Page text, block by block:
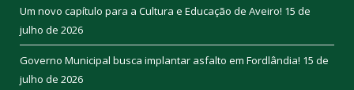
Um novo capítulo para a Cultura e Educação de Aveiro! 15 de
julho de 2026
Governo Municipal busca implantar asfalto em Fordlândia! 15 de
julho de 2026